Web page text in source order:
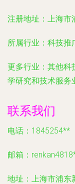
注册地址： 上海市
所属行业： 科技推
更多行业： 其他科
学研究和技术服务
联系我们
电话：1845254**
邮箱：
地址：上海市浦东